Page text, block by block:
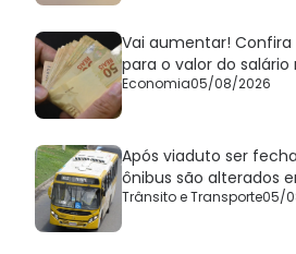
Vai aumentar!
para o valor do
Economia05/08/2026
Após viaduto ser
ônibus são alterados
Trânsito e Transporte05/